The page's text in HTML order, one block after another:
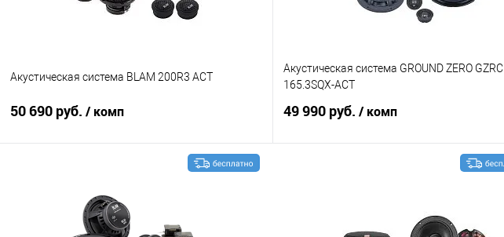
Акустическая система BLAM 200R3 ACT
50 690 руб. / комп
Акустическая система GROUND ZERO GZRC
165.3SQX-ACT
49 990 руб. / комп
В избранное